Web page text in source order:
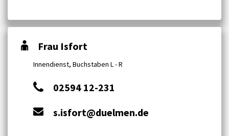
Frau Isfort
Innendienst, Buchstaben L - R
02594 12-231
s.isfort@duelmen.de